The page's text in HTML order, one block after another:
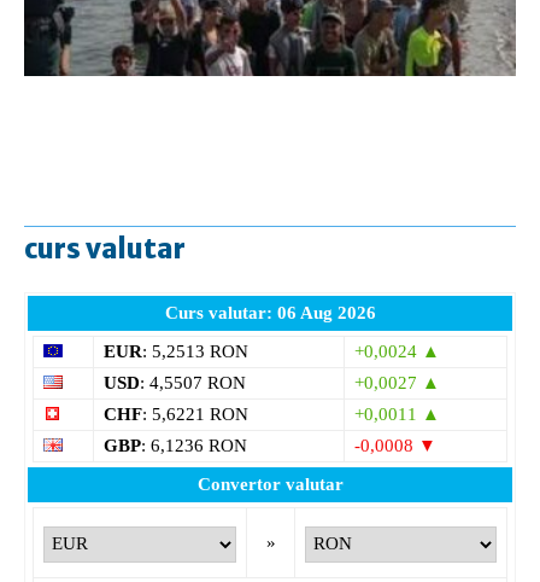
curs valutar
Curs valutar: 06 Aug 2026
EUR: 5,2513 RON
+0,0024 ▲
USD: 4,5507 RON
+0,0027 ▲
CHF: 5,6221 RON
+0,0011 ▲
GBP: 6,1236 RON
-0,0008 ▼
Convertor valutar
»